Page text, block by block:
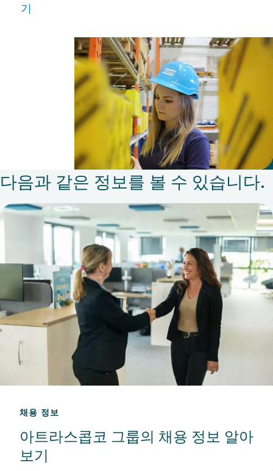
후
트라스
콥코
이동식
사업부
문 북
유럽
고객
센터의
마켓
영업
담당자
로 합
류했습
기
다음과 같은 정보를 볼 수 있습니다.
채용 정보
아트라스콥코 그룹의 채용 정보 알아
보기